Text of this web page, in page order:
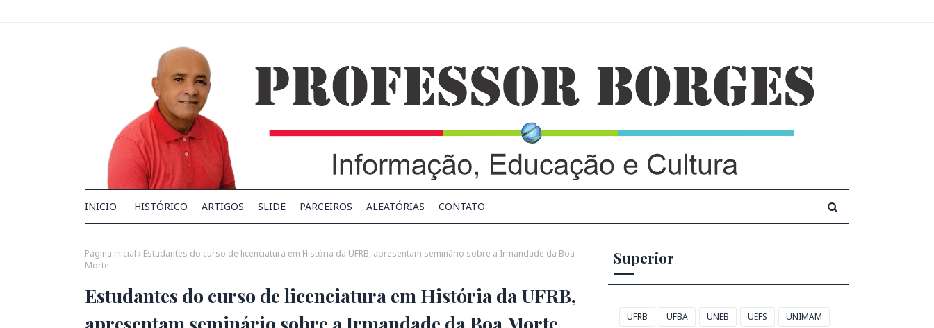
INICIO HISTÓRICO ARTIGOS SLIDE PARCEIROS ALEATÓRIAS CONTATO
Página inicial
Estudantes do curso de licenciatura em História da UFRB, apresentam seminário sobre a Irmandade da Boa
Morte
Estudantes do curso de licenciatura em História da UFRB,
Superior
UFRB UFBA UNEB UEFS UNIMAM